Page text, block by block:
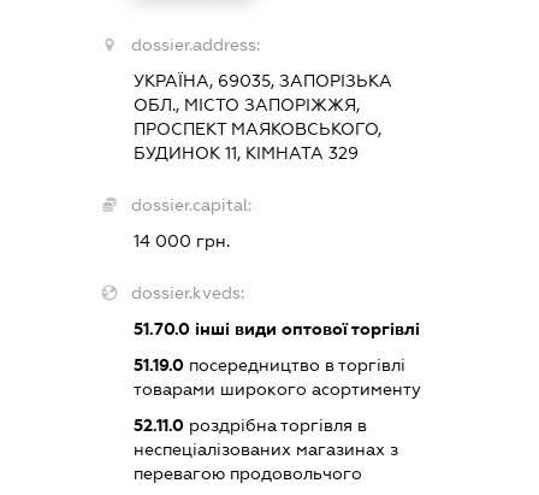
dossier.address:
УКРАЇНА, 69035, ЗАПОРІЗЬКА
ОБЛ., МІСТО ЗАПОРІЖЖЯ,
ПРОСПЕКТ МАЯКОВСЬКОГО,
БУДИНОК 11, КІМНАТА 329
dossier.capital:
14 000 грн.
dossier.kveds:
51.70.0 інші види оптової торгівлі
51.19.0 посередництво в торгівлі
товарами широкого асортименту
52.11.0 роздрібна торгівля в
неспеціалізованих магазинах з
перевагою продовольчого